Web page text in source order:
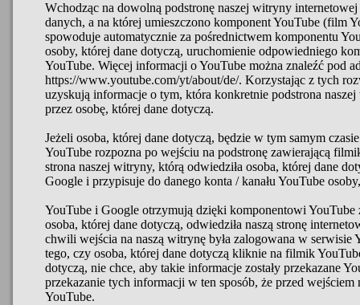
Wchodząc na dowolną podstronę naszej witryny
danych, a na której umieszczono komponent YouTube (film
spowoduje automatycznie za pośrednictwem komponentu
osoby, której dane dotyczą, uruchomienie odpowiedniego
YouTube. Więcej informacji o YouTube można znaleźć pod
https://www.youtube.com/yt/about/de/. Korzystając z tych
uzyskują informacje o tym, która konkretnie podstrona
przez osobę, której dane dotyczą.
Jeżeli osoba, której dane dotyczą, będzie w tym samym
YouTube rozpozna po wejściu na podstronę zawierającą
strona naszej witryny, którą odwiedziła osoba, której dane
Google i przypisuje do danego konta / kanału YouTube
YouTube i Google otrzymują dzięki komponentowi
osoba, której dane dotyczą, odwiedziła naszą stronę
chwili wejścia na naszą witrynę była zalogowana w serwisie
tego, czy osoba, której dane dotyczą kliknie na filmik
dotyczą, nie chce, aby takie informacje zostały przekazane
przekazanie tych informacji w ten sposób, że przed wejściem
YouTube.